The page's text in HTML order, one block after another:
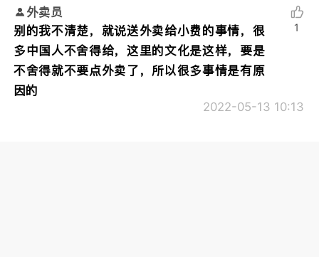
外卖员
别的我不清楚，就说送外卖给小费的事情，很
多中国人不舍得给，这里的文化是这样，要是
不舍得就不要点外卖了，所以很多事情是有原
因的
2022-05-13 10:13
1